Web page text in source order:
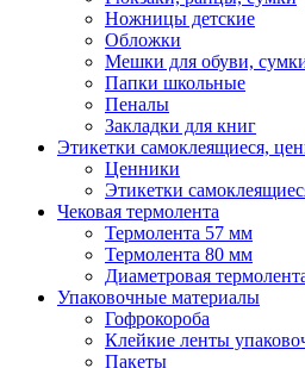
Ножницы детские
Обложки
Мешки для обуви,
Папки школьные
Пеналы
Закладки для книг
Этикетки самоклеящиеся,
Ценники
Этикетки
Чековая термолента
Термолента 57 мм
Термолента 80 мм
Диаметровая
Упаковочные материалы
Гофрокороба
Клейкие ленты
Пакеты